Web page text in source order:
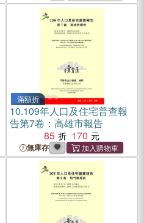
滿額折
10.109年人口及住宅普查報
告第7卷：高雄市報告
85
170
無庫存